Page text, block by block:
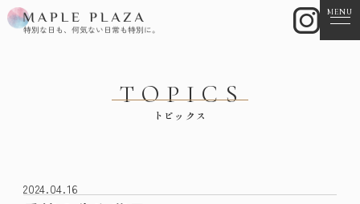
MENU
トピックス
TOPICS
2024.04.16